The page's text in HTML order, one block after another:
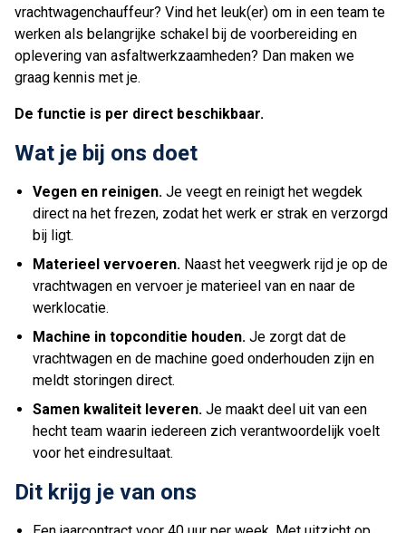
vrachtwagenchauffeur? Vind het leuk(er) om in een team te
werken als belangrijke schakel bij de voorbereiding en
oplevering van asfaltwerkzaamheden? Dan maken we
graag kennis met je.
De functie is per direct beschikbaar.
Wat je bij ons doet
Vegen en reinigen. Je veegt en reinigt het wegdek
direct na het frezen, zodat het werk er strak en verzorgd
bij ligt.
Materieel vervoeren. Naast het veegwerk rijd je op de
vrachtwagen en vervoer je materieel van en naar de
werklocatie.
Machine in topconditie houden. Je zorgt dat de
vrachtwagen en de machine goed onderhouden zijn en
meldt storingen direct.
Samen kwaliteit leveren. Je maakt deel uit van een
hecht team waarin iedereen zich verantwoordelijk voelt
voor het eindresultaat.
Dit krijg je van ons